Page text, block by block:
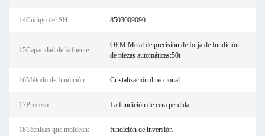
14Código del SH: 8503009090
15Capacidad de la fuente:
OEM Metal de precisión de forja de fundición
de piezas automáticas:50t
16Método de fundición: Cristalización direccional
17Proceso: La fundición de cera perdida
18Técnicas que moldean: fundición de inversión